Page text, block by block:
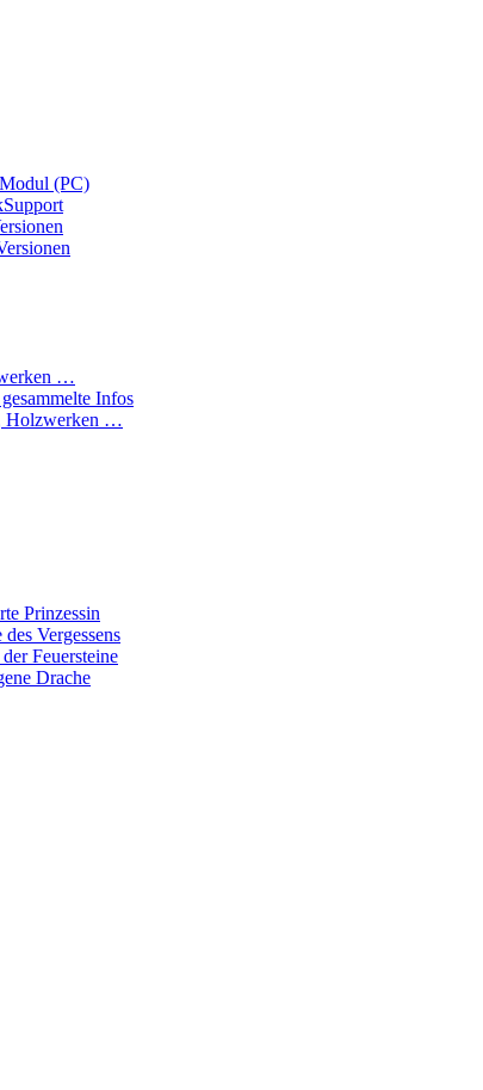
(PC)
…
Infos
Holzwerken …
Prinzessin
Vergessens
Feuersteine
Drache